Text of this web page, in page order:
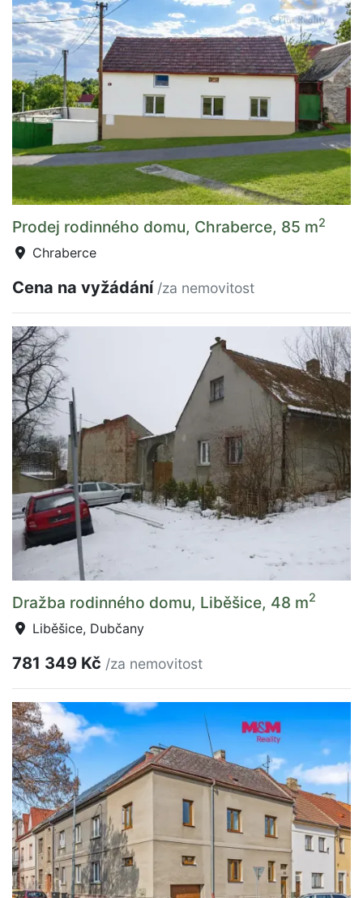
Prodej rodinného domu, Chraberce, 85 m2
Chraberce
Cena na vyžádání /za nemovitost
Dražba rodinného domu, Liběšice, 48 m2
Liběšice, Dubčany
781 349 Kč /za nemovitost